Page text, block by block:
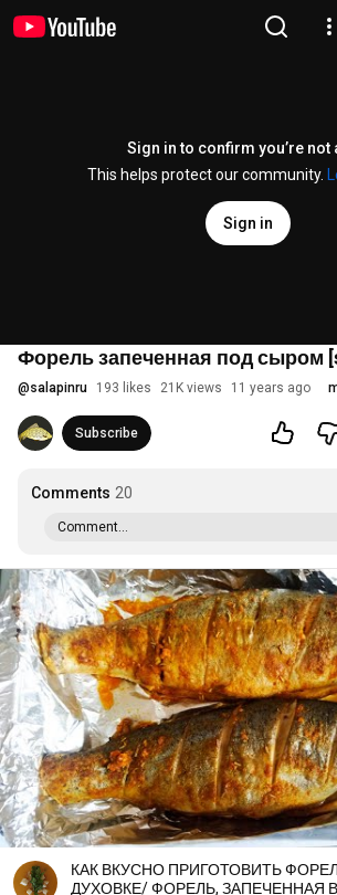
Sign in to confirm you’re not
This helps protect our community.
Sign in
Форель запеченная под сыром
@salapinru 193 likes 21K views 11 years ago
Subscribe
Comments 20
Comment...
КАК ВКУСНО ПРИГОТОВИТЬ
ДУХОВКЕ/ ФОРЕЛЬ, ЗАПЕЧЕННАЯ